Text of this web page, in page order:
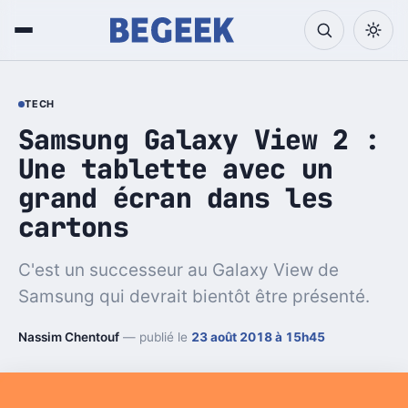
TECH
Samsung Galaxy View 2 :
Une tablette avec un
grand écran dans les
cartons
C'est un successeur au Galaxy View de
Samsung qui devrait bientôt être présenté.
Nassim Chentouf — publié le 23 août 2018 à 15h45